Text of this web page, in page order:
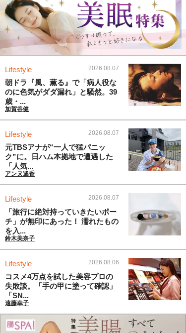
Lifestyle 2026.08.07
朝ドラ『風、薫る』で「病人役な
のに色気がダダ漏れ」と騒然。39
歳・...
加賀谷健
Lifestyle 2026.08.07
元TBSアナが“一人で猛パニッ
ク”に。日ハム本拠地で遭遇した
「人気...
アンヌ遙香
Lifestyle 2026.08.07
「旅行に絶対持っていきたいポー
チ」が無印にあった！ 濡れたもの
を入...
鈴木美奈子
Lifestyle 2026.08.06
コスメ4万点を試した美容プロの
失敗談。「手の甲に塗って確認」
「SN...
遠藤幸子